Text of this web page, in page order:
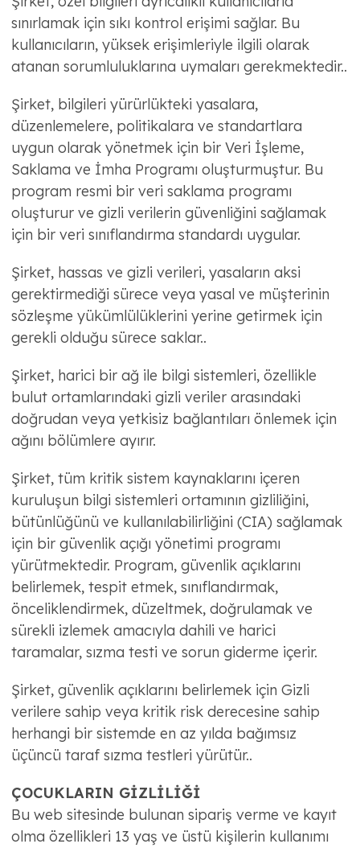
sınırlamak için sıkı kontrol erişimi sağlar. Bu
kullanıcıların, yüksek erişimleriyle ilgili olarak
atanan sorumluluklarına uymaları gerekmektedir..
Şirket, bilgileri yürürlükteki yasalara,
düzenlemelere, politikalara ve standartlara
uygun olarak yönetmek için bir Veri İşleme,
Saklama ve İmha Programı oluşturmuştur. Bu
program resmi bir veri saklama programı
oluşturur ve gizli verilerin güvenliğini sağlamak
için bir veri sınıflandırma standardı uygular.
Şirket, hassas ve gizli verileri, yasaların aksi
gerektirmediği sürece veya yasal ve müşterinin
sözleşme yükümlülüklerini yerine getirmek için
gerekli olduğu sürece saklar..
Şirket, harici bir ağ ile bilgi sistemleri, özellikle
bulut ortamlarındaki gizli veriler arasındaki
doğrudan veya yetkisiz bağlantıları önlemek için
ağını bölümlere ayırır.
Şirket, tüm kritik sistem kaynaklarını içeren
kuruluşun bilgi sistemleri ortamının gizliliğini,
bütünlüğünü ve kullanılabilirliğini (CIA) sağlamak
için bir güvenlik açığı yönetimi programı
yürütmektedir. Program, güvenlik açıklarını
belirlemek, tespit etmek, sınıflandırmak,
önceliklendirmek, düzeltmek, doğrulamak ve
sürekli izlemek amacıyla dahili ve harici
taramalar, sızma testi ve sorun giderme içerir.
Şirket, güvenlik açıklarını belirlemek için Gizli
verilere sahip veya kritik risk derecesine sahip
herhangi bir sistemde en az yılda bağımsız
üçüncü taraf sızma testleri yürütür..
ÇOCUKLARIN GİZLİLİĞİ
Bu web sitesinde bulunan sipariş verme ve kayıt
olma özellikleri 13 yaş ve üstü kişilerin kullanımı